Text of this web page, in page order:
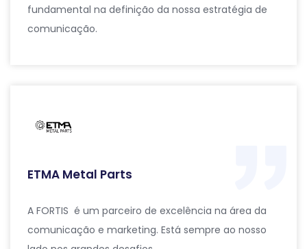
fundamental na definição da nossa estratégia de
comunicação.
ETMA Metal Parts
A FORTIS é um parceiro de excelência na área da
comunicação e marketing. Está sempre ao nosso